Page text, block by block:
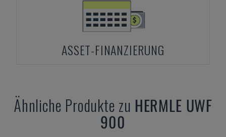
ASSET-FINANZIERUNG
Ähnliche Produkte zu HERMLE UWF
900